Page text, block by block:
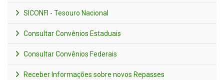
SICONFI - Tesouro Nacional
Consultar Convênios Estaduais
Consultar Convênios Federais
Receber Informações sobre novos Repasses